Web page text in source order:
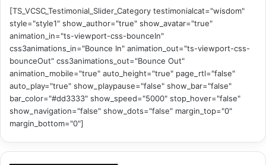
[TS_VCSC_Testimonial_Slider_Category testimonialcat="wisdom"
style="style1" show_author="true" show_avatar="true"
animation_in="ts-viewport-css-bounceIn"
css3animations_in="Bounce In" animation_out="ts-viewport-css-
bounceOut" css3animations_out="Bounce Out"
animation_mobile="true" auto_height="true" page_rtl="false"
auto_play="true" show_playpause="false" show_bar="false"
bar_color="#dd3333" show_speed="5000" stop_hover="false"
show_navigation="false" show_dots="false" margin_top="0"
margin_bottom="0"]